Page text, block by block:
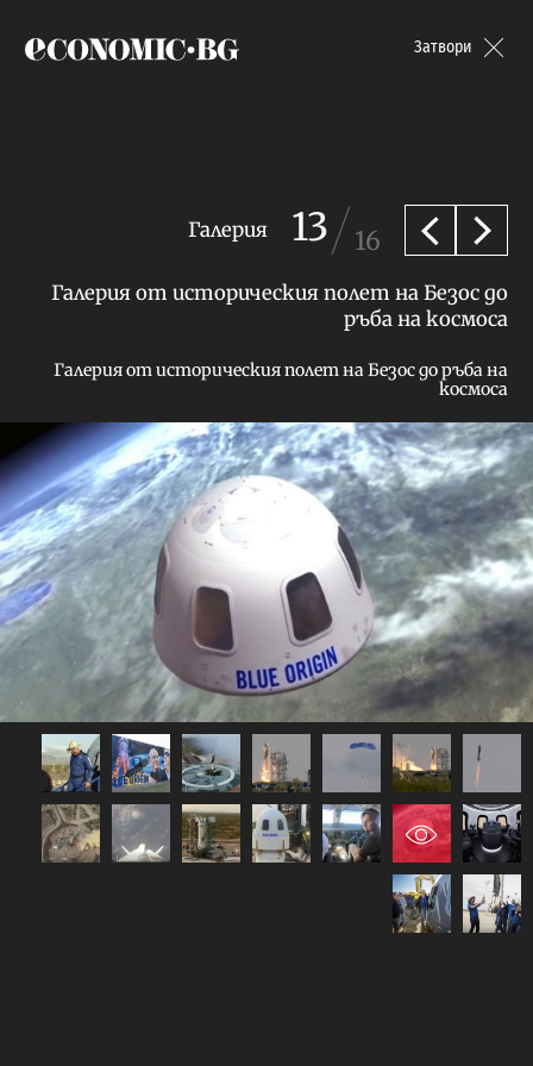
Economic.bg Затвори
Галерия от историческия полет на Безос до
ръба на космоса
Галерия от историческия полет на Безос до ръба на
космоса
Галерия 13 16 Предишна